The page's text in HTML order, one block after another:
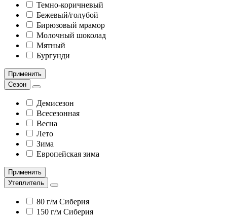
Темно-коричневый
Бежевый/голубой
Бирюзовый мрамор
Молочный шоколад
Мятный
Бургунди
Применить
Сезон
Демисезон
Всесезонная
Весна
Лето
Зима
Европейская зима
Применить
Утеплитель
80 г/м Сиберия
150 г/м Сиберия